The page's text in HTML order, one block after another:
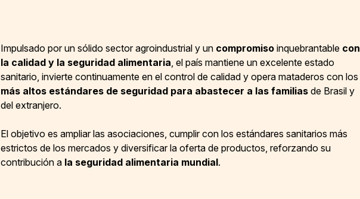
Impulsado por un sólido sector agroindustrial y un compromiso inquebrantable con
la calidad y la seguridad alimentaria, el país mantiene un excelente estado
sanitario, invierte continuamente en el control de calidad y opera mataderos con los
más altos estándares de seguridad para abastecer a las familias de Brasil y
del extranjero.
El objetivo es ampliar las asociaciones, cumplir con los estándares sanitarios más
estrictos de los mercados y diversificar la oferta de productos, reforzando su
contribución a la seguridad alimentaria mundial.